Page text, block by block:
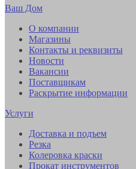
Ваш Дом
О компании
Магазины
Контакты и реквизиты
Новости
Вакансии
Поставщикам
Раскрытие информации
Услуги
Доставка и подъем
Резка
Колеровка краски
Прокат инструментов